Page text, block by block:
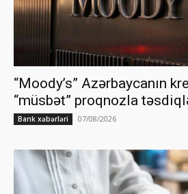
“Moody’s” Azərbaycanın
“müsbət” proqnozla
Bank xəbərləri 07/08/2026